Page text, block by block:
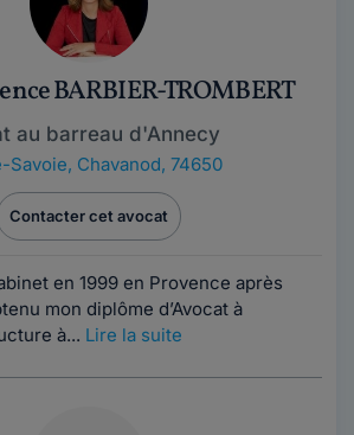
BARBIER-TROMBERT
au barreau d'Annecy
Savoie, Chavanod, 74650
Contacter cet avocat
en 1999 en Provence après
mon diplôme d’Avocat à
à... Lire la suite